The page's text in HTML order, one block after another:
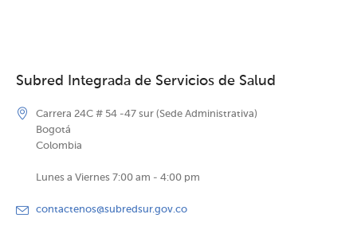
Subred Integrada de Servicios de Salud
Carrera 24C # 54 -47 sur (Sede Administrativa)
Bogotá
Colombia
Lunes a Viernes 7:00 am - 4:00 pm
contactenos@subredsur.gov.co